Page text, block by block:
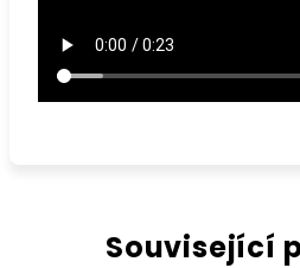
Související